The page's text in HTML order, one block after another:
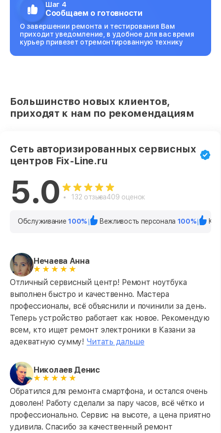
Шаг 4
Сообщаем о готовности
О завершении ремонта и тестирования Вам
приходит уведомление, в удобное для вас время
курьер привезет отремонтированную технику
Большинство новых клиентов,
приходят к нам по рекомендациям
Сеть авторизированных сервисных
центров Fix-Line.ru
5.0 132 отзыва409 оценок
Обслуживание100% Вежливость персонала 100%
Нечаева Анна
Отличный сервисный центр! Ремонт ноутбука
выполнен быстро и качественно. Мастера
профессионалы, всё объяснили и починили за день.
Теперь устройство работает как новое. Рекомендую
всем, кто ищет ремонт электроники в Казани за
адекватную сумму! Читать дальше
Николаев Денис
Обратился для ремонта смартфона, и остался очень
доволен! Работу сделали за пару часов, всё чётко и
профессионально. Сервис на высоте, а цена приятно
удивила. Спасибо за качественный ремонт